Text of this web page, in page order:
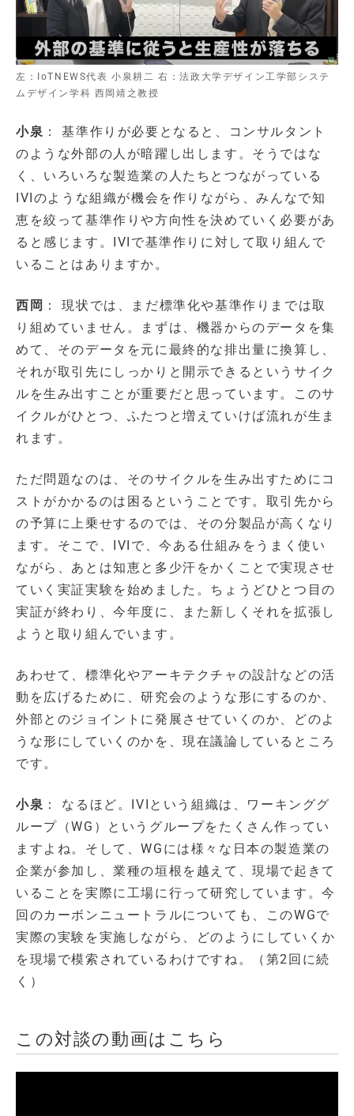
左：IoTNEWS代表 小泉耕二 右：法政大学デザイン工学部システ
ムデザイン学科 西岡靖之教授
小泉 ： 基準作りが必要となると、コンサルタント
のような外部の人が暗躍し出します。そうではな
く、いろいろな製造業の人たちとつながっている
IVIのような組織が機会を作りながら、みんなで知
恵を絞って基準作りや方向性を決めていく必要があ
ると感じます。IVIで基準作りに対して取り組んで
いることはありますか。
西岡 ： 現状では、まだ標準化や基準作りまでは取
り組めていません。まずは、機器からのデータを集
めて、そのデータを元に最終的な排出量に換算し、
それが取引先にしっかりと開示できるというサイク
ルを生み出すことが重要だと思っています。このサ
イクルがひとつ、ふたつと増えていけば流れが生ま
れます。
ただ問題なのは、そのサイクルを生み出すためにコ
ストがかかるのは困るということです。取引先から
の予算に上乗せするのでは、その分製品が高くなり
ます。そこで、IVIで、今ある仕組みをうまく使い
ながら、あとは知恵と多少汗をかくことで実現させ
ていく実証実験を始めました。ちょうどひとつ目の
実証が終わり、今年度に、また新しくそれを拡張し
ようと取り組んでいます。
あわせて、標準化やアーキテクチャの設計などの活
動を広げるために、研究会のような形にするのか、
外部とのジョイントに発展させていくのか、どのよ
うな形にしていくのかを、現在議論しているところ
です。
小泉 ： なるほど。IVIという組織は、ワーキンググ
ループ（WG）というグループをたくさん作ってい
ますよね。そして、WGには様々な日本の製造業の
企業が参加し、業種の垣根を越えて、現場で起きて
いることを実際に工場に行って研究しています。今
回のカーボンニュートラルについても、このWGで
実際の実験を実施しながら、どのようにしていくか
を現場で模索されているわけですね。（第2回に続
く）
この対談の動画はこちら